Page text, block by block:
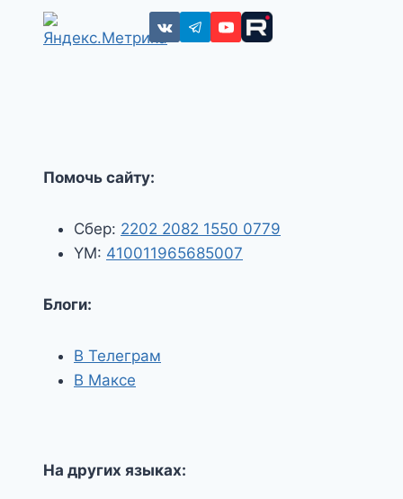
Помочь сайту:
Сбер: 2202 2082 1550 0779
YM: 410011965685007
Блоги:
В Телеграм
В Максе
На других языках: